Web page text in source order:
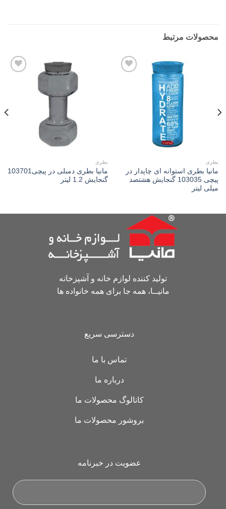
محصولات مرتبط
بطری
مانیا بطری استوانه ای چاپدار در
پیچی 103035 گنجایش هشتصد
میلی لیتر
بطری
مانیا بطری دمبلی در پیچی103701
گنجایش 1.2 لیتر
تولید کننده لوازم خانه و آشپزخانه
مانیــا، همه جا برای همه خانواده ها
دسترسی سریع
تماس با ما
درباره ما
کاتالوگ محصولات ما
بروشور محصولات ما
عضویت در خبرنامه